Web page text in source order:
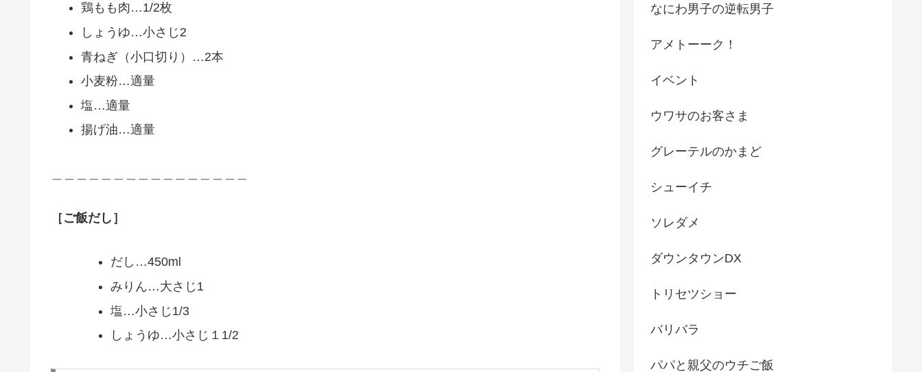
鶏もも肉…1/2枚
しょうゆ…小さじ2
青ねぎ（小口切り）…2本
小麦粉…適量
塩…適量
揚げ油…適量
［ご飯だし］
だし…450ml
みりん…大さじ1
塩…小さじ1/3
しょうゆ…小さじ１1/2
なにわ男子の逆転男子
アメトーーク！
イベント
ウワサのお客さま
グレーテルのかまど
シューイチ
ソレダメ
ダウンタウンDX
トリセツショー
バリバラ
パパと親父のウチご飯